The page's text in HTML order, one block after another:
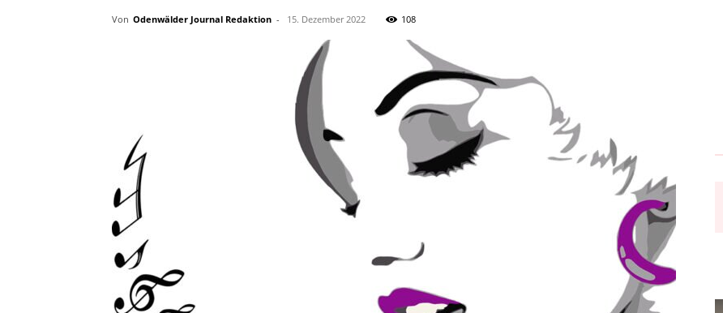
Von Odenwälder Journal Redaktion - 15. Dezember 2022 108